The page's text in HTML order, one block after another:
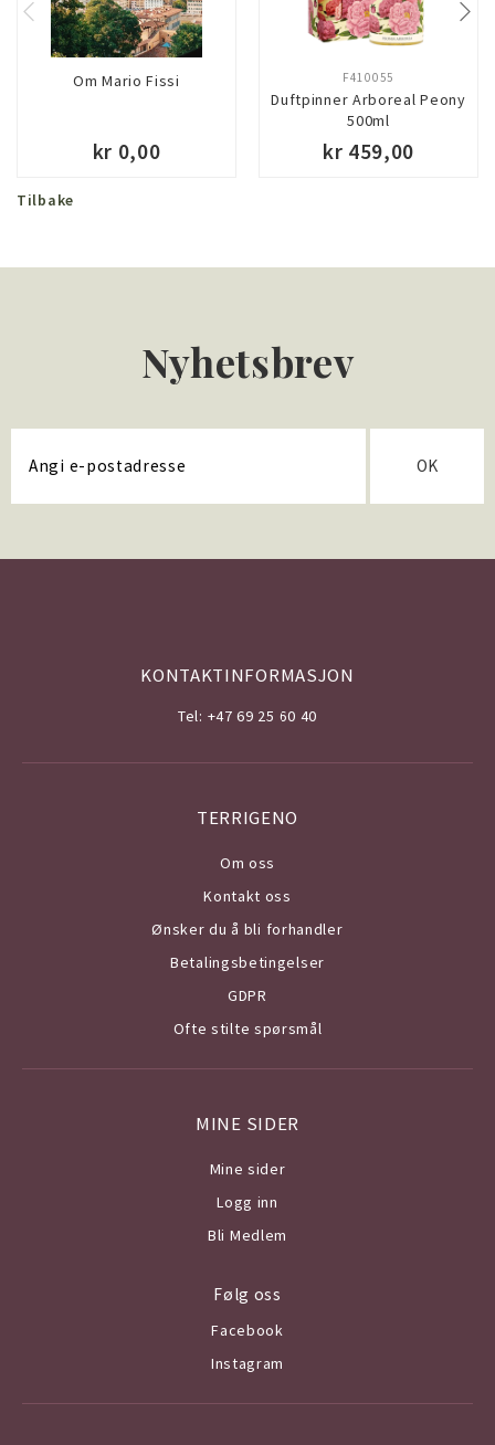
Om Mario Fissi
kr 0,00
Duftpinner Arboreal Peony
500ml
F410055
kr 459,00
Tilbake
Nyhetsbrev
OK
KONTAKTINFORMASJON
Tel: +47 69 25 60 40
TERRIGENO
Om oss
Kontakt oss
Ønsker du å bli forhandler
Betalingsbetingelser
GDPR
Ofte stilte spørsmål
MINE SIDER
Mine sider
Logg inn
Bli Medlem
Følg oss
Facebook
Instagram